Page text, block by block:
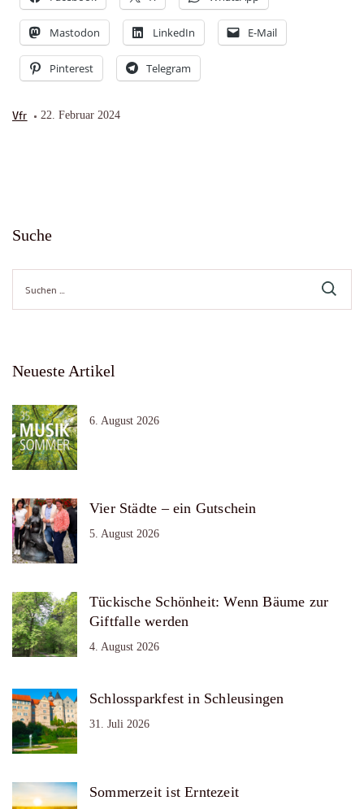
Mastodon LinkedIn E-Mail
Pinterest Telegram
Vfr 22. Februar 2024
Suche
nach:
Neueste Artikel
6. August 2026
Vier Städte – ein Gutschein
5. August 2026
Tückische Schönheit: Wenn Bäume zur
Giftfalle werden
4. August 2026
Schlossparkfest in Schleusingen
31. Juli 2026
Sommerzeit ist Erntezeit